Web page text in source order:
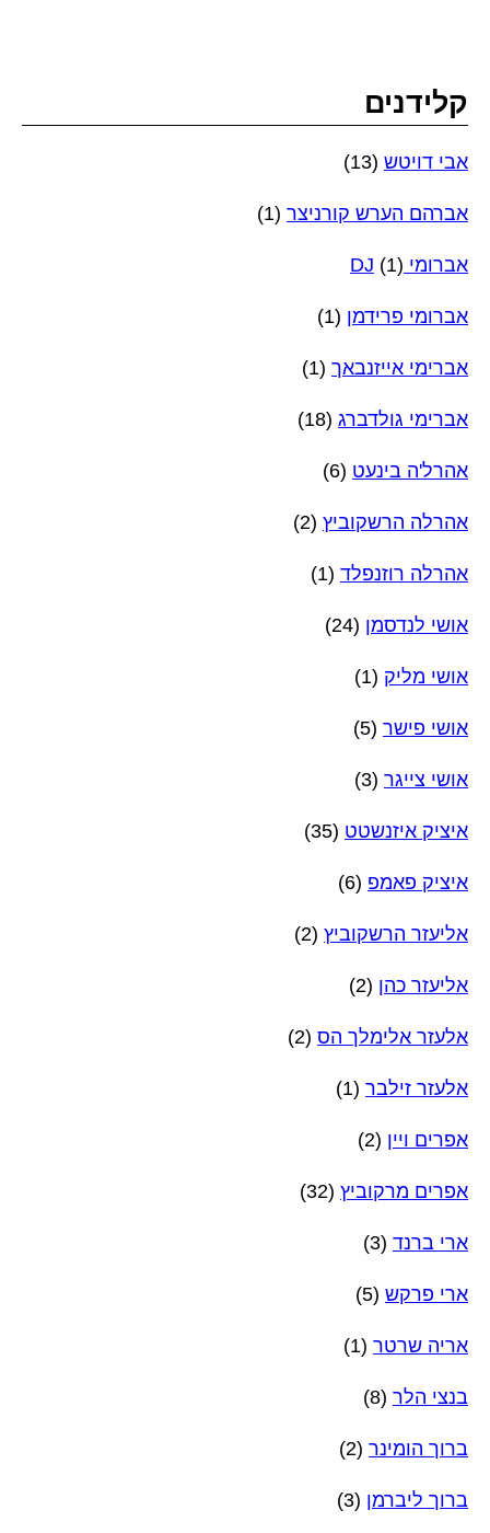
קלידנים
אבי דויטש (13)
אברהם הערש קורניצר (1)
אברומי DJ (1)
אברומי פרידמן (1)
אברימי אייזנבאך (1)
אברימי גולדברג (18)
אהרל'ה בינעט (6)
אהרלה הרשקוביץ (2)
אהרלה רוזנפלד (1)
אושי לנדסמן (24)
אושי מליק (1)
אושי פישר (5)
אושי צייגר (3)
איציק איזנשטט (35)
איציק פאמפ (6)
אליעזר הרשקוביץ (2)
אליעזר כהן (2)
אלעזר אלימלך הס (2)
אלעזר זילבר (1)
אפרים ויין (2)
אפרים מרקוביץ (32)
ארי ברנד (3)
ארי פרקש (5)
אריה שרטר (1)
בנצי הלר (8)
ברוך הומינר (2)
ברוך ליברמן (3)